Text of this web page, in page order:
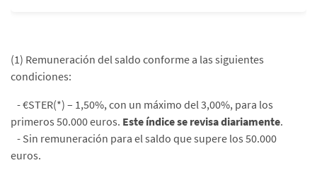
(1) Remuneración del saldo conforme a las siguientes
condiciones:
- €STER(*) – 1,50%, con un máximo del 3,00%, para los
primeros 50.000 euros. Este índice se revisa diariamente.
- Sin remuneración para el saldo que supere los 50.000
euros.